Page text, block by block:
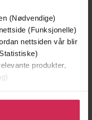
(Nødvendige)
(Funksjonelle)
nettsiden vår blir
produkter,
samtykke til å
Du kan også
Første gang på tilbud